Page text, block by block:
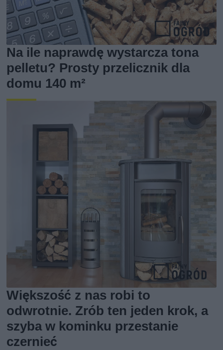
Na ile naprawdę wystarcza tona
pelletu? Prosty przelicznik dla
domu 140 m²
Większość z nas robi to
odwrotnie. Zrób ten jeden krok, a
szyba w kominku przestanie
czernieć